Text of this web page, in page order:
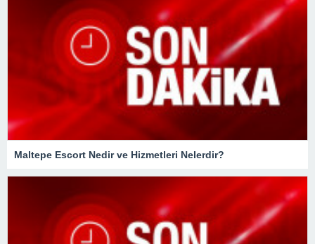
Maltepe Escort Nedir ve Hizmetleri Nelerdir?